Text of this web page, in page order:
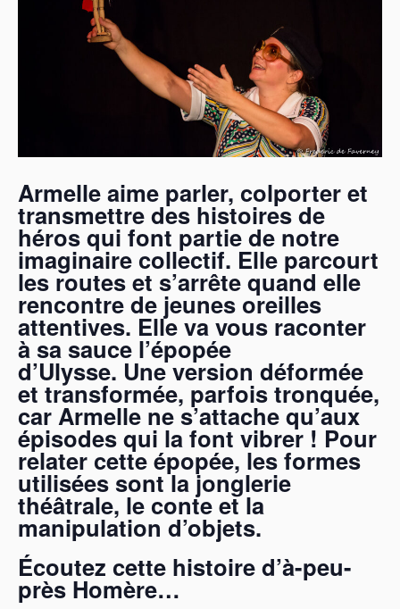
Armelle aime parler, colporter et
transmettre des histoires de
héros qui font partie de notre
imaginaire collectif. Elle parcourt
les routes et s’arrête quand elle
rencontre de jeunes oreilles
attentives. Elle va vous raconter
à sa sauce l’épopée
d’Ulysse. Une version déformée
et transformée, parfois tronquée,
car Armelle ne s’attache qu’aux
épisodes qui la font vibrer ! Pour
relater cette épopée, les formes
utilisées sont la jonglerie
théâtrale, le conte et la
manipulation d’objets.
Écoutez cette histoire d’à-peu-
près Homère…